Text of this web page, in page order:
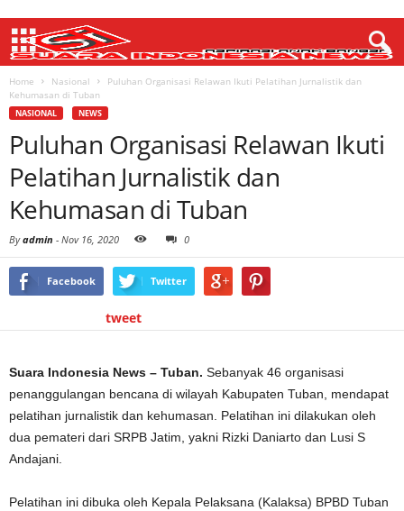
Home Nasional
Puluhan Organisasi Relawan Ikuti Pelatihan Jurnalistik dan
Kehumasan di Tuban
NASIONAL NEWS
Puluhan Organisasi Relawan Ikuti
Pelatihan Jurnalistik dan
Kehumasan di Tuban
Byadmin - Nov 16, 2020 0
Facebook Twitter
tweet
Suara Indonesia News – Tuban. Sebanyak 46 organisasi
penanggulangan bencana di wilayah Kabupaten Tuban, mendapat
pelatihan jurnalistik dan kehumasan. Pelatihan ini dilakukan oleh
dua pemateri dari SRPB Jatim, yakni Rizki Daniarto dan Lusi S
Andajani.
Pelatihan ini dibuka oleh Kepala Pelaksana (Kalaksa) BPBD Tuban